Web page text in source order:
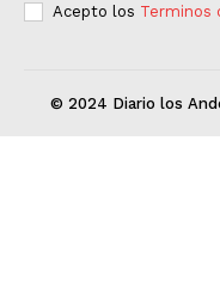
Acepto los Terminos
© 2024 Diario los